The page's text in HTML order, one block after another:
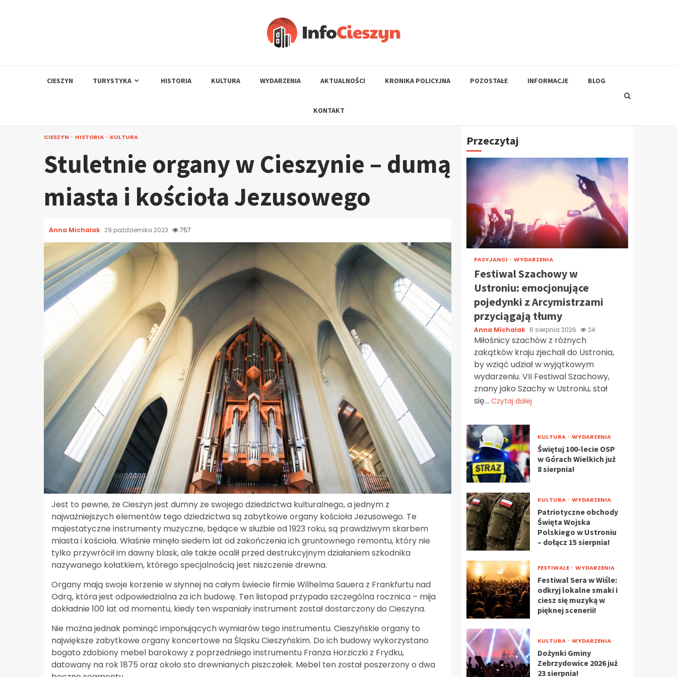
CIESZYN TURYSTYKA HISTORIA KULTURA WYDARZENIA AKTUALNOŚCI KRONIKA POLICYJNA POZOSTAŁE INFORMACJE BLOG
KONTAKT
CIESZYN HISTORIA KULTURA
Stuletnie organy w Cieszynie – dumą
miasta i kościoła Jezusowego
Anna Michalak 29 października 2023 757
Jest to pewne, że Cieszyn jest dumny ze swojego dziedzictwa kulturalnego, a jednym z
najważniejszych elementów tego dziedzictwa są zabytkowe organy kościoła Jezusowego. Te
majestatyczne instrumenty muzyczne, będące w służbie od 1923 roku, są prawdziwym skarbem
miasta i kościoła. Właśnie minęło siedem lat od zakończenia ich gruntownego remontu, który nie
tylko przywrócił im dawny blask, ale także ocalił przed destrukcyjnym działaniem szkodnika
nazywanego kołatkiem, którego specjalnością jest niszczenie drewna.
Organy mają swoje korzenie w słynnej na całym świecie firmie Wilhelma Sauera z Frankfurtu nad
Odrą, która jest odpowiedzialna za ich budowę. Ten listopad przypada szczególna rocznica – mija
dokładnie 100 lat od momentu, kiedy ten wspaniały instrument został dostarczony do Cieszyna.
Nie można jednak pominąć imponujących wymiarów tego instrumentu. Cieszyńskie organy to
największe zabytkowe organy koncertowe na Śląsku Cieszyńskim. Do ich budowy wykorzystano
bogato zdobiony mebel barokowy z poprzedniego instrumentu Franza Horziczki z Frydku,
datowany na rok 1875 oraz około sto drewnianych piszczałek. Mebel ten został poszerzony o dwa
Przeczytaj
PASYJANCI WYDARZENIA
Festiwal Szachowy w
Ustroniu: emocjonujące
pojedynki z Arcymistrzami
przyciągają tłumy
Anna Michalak 6 sierpnia 2026 24
Miłośnicy szachów z różnych
zakątków kraju zjechali do Ustronia,
by wziąć udział w wyjątkowym
wydarzeniu. VII Festiwal Szachowy,
znany jako Szachy w Ustroniu, stał
się... Czytaj dalej
KULTURA WYDARZENIA
Świętuj 100-lecie OSP
w Górach Wielkich już
8 sierpnia!
KULTURA WYDARZENIA
Patriotyczne obchody
Święta Wojska
Polskiego w Ustroniu
– dołącz 15 sierpnia!
FESTIWALE WYDARZENIA
Festiwal Sera w Wiśle:
odkryj lokalne smaki i
ciesz się muzyką w
pięknej scenerii!
KULTURA WYDARZENIA
Dożynki Gminy
Zebrzydowice 2026 już
23 sierpnia!